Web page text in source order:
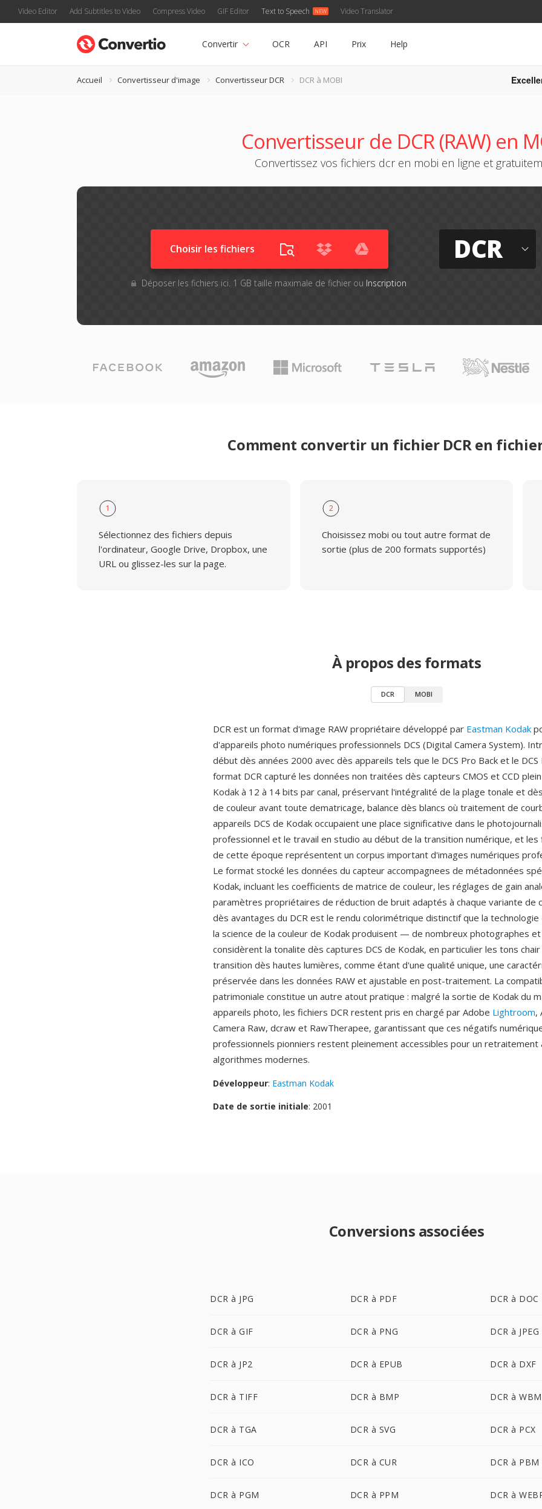
Video Editor Add Subtitles to Video Compress Video GIF Editor Text to Speech Video Translator
Convertir OCR API Prix Help
Accueil Convertisseur d'image Convertisseur DCR DCR à MOBI
Convertisseur de DCR (RAW) en
Convertissez vos fichiers dcr en mobi en ligne et
Choisir les fichiers
Déposer les fichiers ici. 1 GB taille maximale de fichier ou Inscription
DCR
Comment convertir un fichier DCR en
1
Sélectionnez des fichiers depuis
l'ordinateur, Google Drive, Dropbox, une
URL ou glissez-les sur la page.
2
Choisissez mobi ou tout autre format de
sortie (plus de 200 formats supportés)
À propos des formats
DCR MOBI
DCR est un format d'image RAW propriétaire développé par Eastman Kodak
d'appareils photo numériques professionnels DCS (Digital Camera System).
début dès années 2000 avec dès appareils tels que le DCS Pro Back et le DCS
format DCR capturé les données non traitées dès capteurs CMOS et CCD
Kodak à 12 à 14 bits par canal, préservant l'intégralité de la plage tonale et
de couleur avant toute dematricage, balance dès blancs où traitement de
appareils DCS de Kodak occupaient une place significative dans le
professionnel et le travail en studio au début de la transition numérique, et les
de cette époque représentent un corpus important d'images numériques
Le format stocké les données du capteur accompagnees de métadonnées
Kodak, incluant les coefficients de matrice de couleur, les réglages de gain
paramètres propriétaires de réduction de bruit adaptés à chaque variante de
dès avantages du DCR est le rendu colorimétrique distinctif que la
la science de la couleur de Kodak produisent — de nombreux photographes
considèrent la tonalite dès captures DCS de Kodak, en particulier les tons
transition dès hautes lumières, comme étant d'une qualité unique, une
préservée dans les données RAW et ajustable en post-traitement. La
patrimoniale constitue un autre atout pratique : malgré la sortie de Kodak du
appareils photo, les fichiers DCR restent pris en chargé par Adobe Lightroom,
Camera Raw, dcraw et RawTherapee, garantissant que ces négatifs
professionnels pionniers restent pleinement accessibles pour un retraitement
algorithmes modernes.
Développeur: Eastman Kodak
Date de sortie initiale: 2001
Conversions associées
DCR à JPG DCR à PDF DCR à DOC
DCR à GIF DCR à PNG DCR à JPEG
DCR à JP2 DCR à EPUB DCR à DXF
DCR à TIFF DCR à BMP DCR à
DCR à TGA DCR à SVG DCR à PCX
DCR à ICO DCR à CUR DCR à PBM
DCR à PGM DCR à PPM DCR à